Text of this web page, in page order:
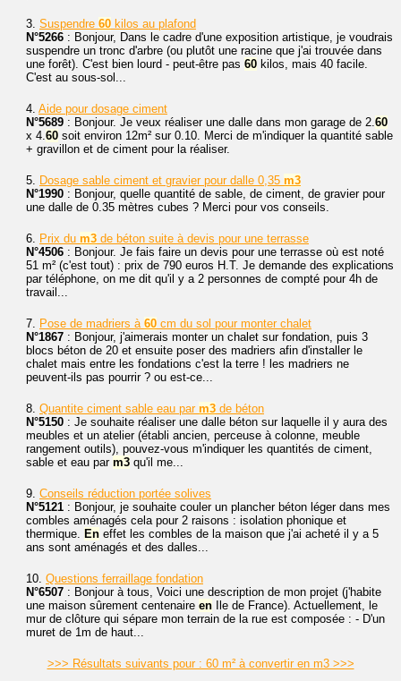
3. Suspendre 60 kilos au plafond
N°5266 : Bonjour, Dans le cadre d'une exposition artistique, je voudrais
suspendre un tronc d'arbre (ou plutôt une racine que j'ai trouvée dans
une forêt). C'est bien lourd - peut-être pas 60 kilos, mais 40 facile.
C'est au sous-sol...
4. Aide pour dosage ciment
N°5689 : Bonjour. Je veux réaliser une dalle dans mon garage de 2.60
x 4.60 soit environ 12m² sur 0.10. Merci de m'indiquer la quantité sable
+ gravillon et de ciment pour la réaliser.
5. Dosage sable ciment et gravier pour dalle 0,35 m3
N°1990 : Bonjour, quelle quantité de sable, de ciment, de gravier pour
une dalle de 0.35 mètres cubes ? Merci pour vos conseils.
6. Prix du m3 de béton suite à devis pour une terrasse
N°4506 : Bonjour. Je fais faire un devis pour une terrasse où est noté
51 m² (c'est tout) : prix de 790 euros H.T. Je demande des explications
par téléphone, on me dit qu'il y a 2 personnes de compté pour 4h de
travail...
7. Pose de madriers à 60 cm du sol pour monter chalet
N°1867 : Bonjour, j'aimerais monter un chalet sur fondation, puis 3
blocs béton de 20 et ensuite poser des madriers afin d'installer le
chalet mais entre les fondations c'est la terre ! les madriers ne
peuvent-ils pas pourrir ? ou est-ce...
8. Quantite ciment sable eau par m3 de béton
N°5150 : Je souhaite réaliser une dalle béton sur laquelle il y aura des
meubles et un atelier (établi ancien, perceuse à colonne, meuble
rangement outils), pouvez-vous m'indiquer les quantités de ciment,
sable et eau par m3 qu'il me...
9. Conseils réduction portée solives
N°5121 : Bonjour, je souhaite couler un plancher béton léger dans mes
combles aménagés cela pour 2 raisons : isolation phonique et
thermique. En effet les combles de la maison que j'ai acheté il y a 5
ans sont aménagés et des dalles...
10. Questions ferraillage fondation
N°6507 : Bonjour à tous, Voici une description de mon projet (j'habite
une maison sûrement centenaire en Ile de France). Actuellement, le
mur de clôture qui sépare mon terrain de la rue est composée : - D'un
muret de 1m de haut...
>>> Résultats suivants pour : 60 m² à convertir en m3 >>>